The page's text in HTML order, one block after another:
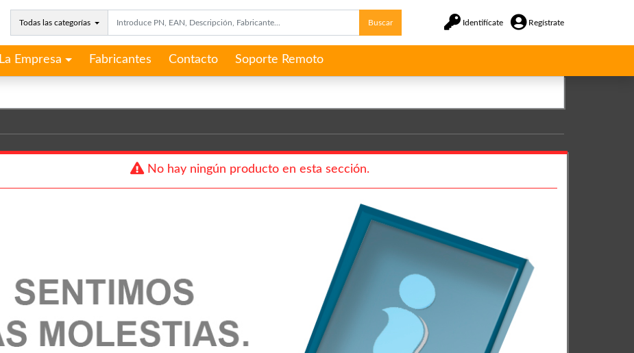
Todas las categorías Buscar Identifícate Regístrate
La Empresa Fabricantes Contacto Soporte Remoto
No hay ningún producto en esta sección.